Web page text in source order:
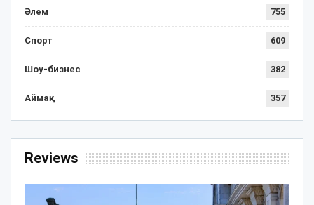
Әлем 755
Спорт 609
Шоу-бизнес 382
Аймақ 357
Reviews